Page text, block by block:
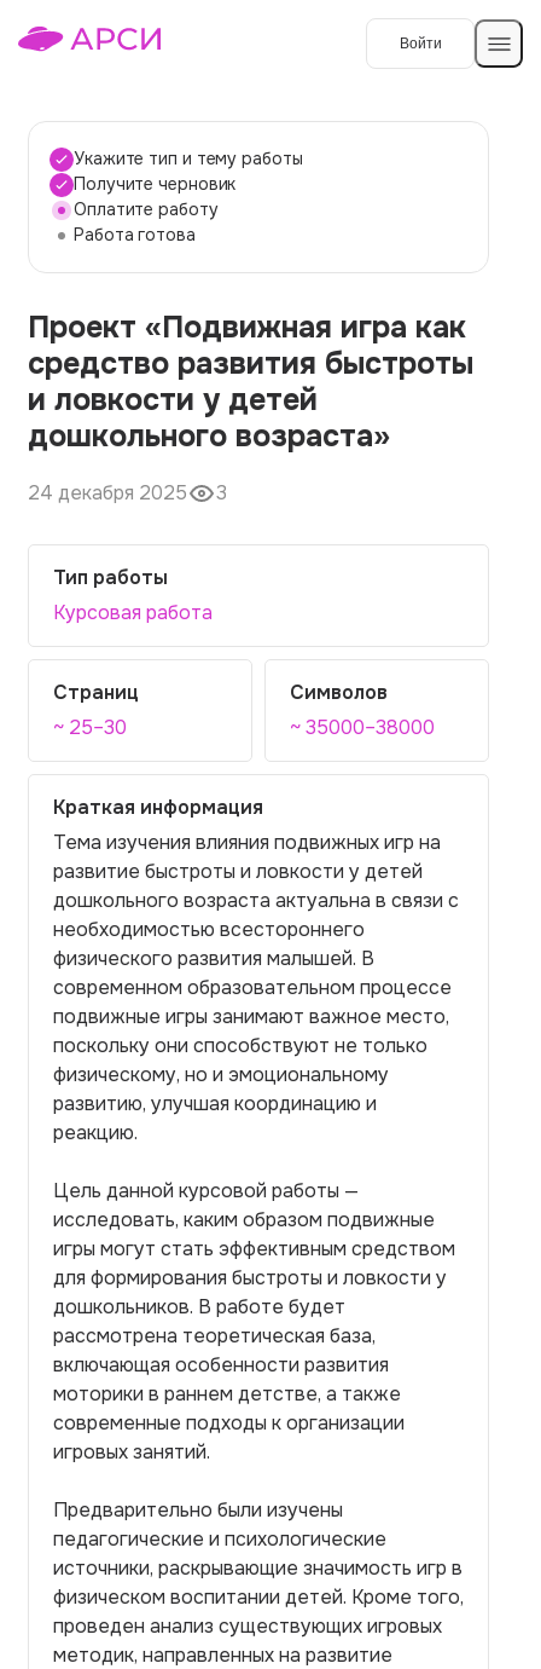
Войти
Темы работ
О сервисе
О компании
Наши гарантии
Порядок оплаты
Контакты
Укажите тип и тему работы
Получите черновик
Оплатите работу
Работа готова
Проект «Подвижная игра как
средство развития быстроты
и ловкости у детей
дошкольного возраста»
24 декабря 2025 3
Тип работы
Курсовая работа
Страниц
~ 25–30
Символов
~ 35000–38000
Краткая информация
Тема изучения влияния подвижных игр на
развитие быстроты и ловкости у детей
дошкольного возраста актуальна в связи с
необходимостью всестороннего
физического развития малышей. В
современном образовательном процессе
подвижные игры занимают важное место,
поскольку они способствуют не только
физическому, но и эмоциональному
развитию, улучшая координацию и
реакцию.
Цель данной курсовой работы —
исследовать, каким образом подвижные
игры могут стать эффективным средством
для формирования быстроты и ловкости у
дошкольников. В работе будет
рассмотрена теоретическая база,
включающая особенности развития
моторики в раннем детстве, а также
современные подходы к организации
игровых занятий.
Предварительно были изучены
педагогические и психологические
источники, раскрывающие значимость игр в
физическом воспитании детей. Кроме того,
проведен анализ существующих игровых
методик, направленных на развитие